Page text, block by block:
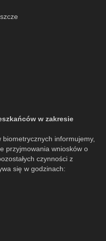
w zakresie
informujemy,
przyjmowania wniosków o
czynności z
się w godzinach: